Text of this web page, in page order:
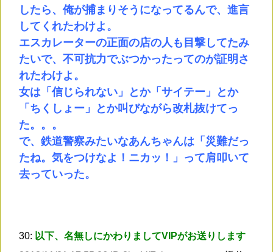
したら、俺が捕まりそうになってるんで、進言
してくれたわけよ。
エスカレーターの正面の店の人も目撃してたみ
たいで、不可抗力でぶつかったってのが証明さ
れたわけよ。
女は「信じられない」とか「サイテー」とか
「ちくしょー」とか叫びながら改札抜けてっ
た。。。
で、鉄道警察みたいなあんちゃんは「災難だっ
たね。気をつけなよ！ニカッ！」って肩叩いて
去っていった。
30: 以下、名無しにかわりましてVIPがお送りします